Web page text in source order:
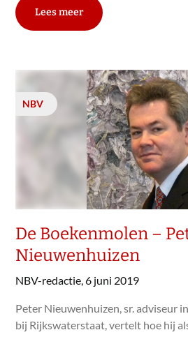
Lees meer
NBV
De Boekenmolen –
Nieuwenhuizen
NBV-redactie,6 juni 2019
Peter Nieuwenhuizen, sr. adviseur
bij Rijkswaterstaat, vertelt hoe hij